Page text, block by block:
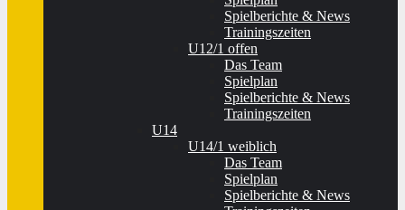
Spielberichte & News
Trainingszeiten
U12/1 offen
Das Team
Spielplan
Spielberichte & News
Trainingszeiten
U14
U14/1 weiblich
Das Team
Spielplan
Spielberichte & News